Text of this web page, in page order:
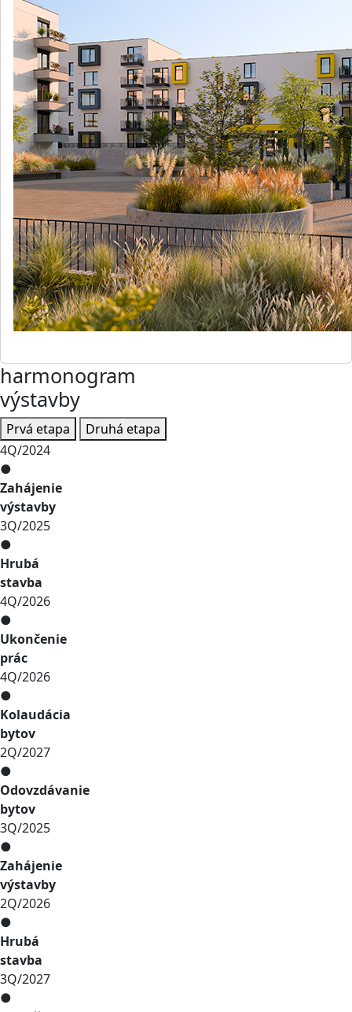
harmonogram
výstavby
Prvá etapa
Druhá etapa
4Q/2024
●
Zahájenie
výstavby
3Q/2025
●
Hrubá
stavba
4Q/2026
●
Ukončenie
prác
4Q/2026
●
Kolaudácia
bytov
2Q/2027
●
Odovzdávanie
bytov
3Q/2025
●
Zahájenie
výstavby
2Q/2026
●
Hrubá
stavba
3Q/2027
●